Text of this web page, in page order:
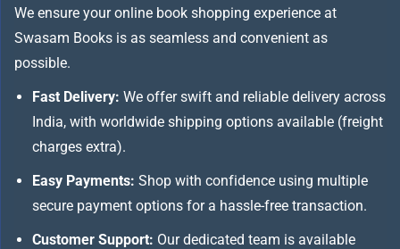
We ensure your online book shopping experience at
Swasam Books is as seamless and convenient as
possible.
Fast Delivery: We offer swift and reliable delivery across
India, with worldwide shipping options available (freight
charges extra).
Easy Payments: Shop with confidence using multiple
secure payment options for a hassle-free transaction.
Customer Support: Our dedicated team is available